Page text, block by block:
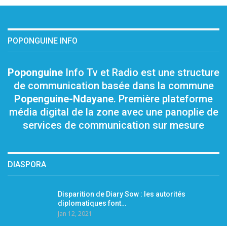
POPONGUINE INFO
Poponguine Info Tv et Radio est une structure
de communication basée dans la commune
Popenguine-Ndayane. Première plateforme
média digital de la zone avec une panoplie de
services de communication sur mesure
DIASPORA
Disparition de Diary Sow : les autorités
diplomatiques font…
Jan 12, 2021